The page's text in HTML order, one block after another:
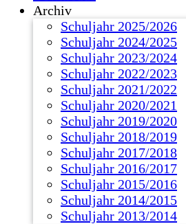
Archiv
Schuljahr 2025/2026
Schuljahr 2024/2025
Schuljahr 2023/2024
Schuljahr 2022/2023
Schuljahr 2021/2022
Schuljahr 2020/2021
Schuljahr 2019/2020
Schuljahr 2018/2019
Schuljahr 2017/2018
Schuljahr 2016/2017
Schuljahr 2015/2016
Schuljahr 2014/2015
Schuljahr 2013/2014